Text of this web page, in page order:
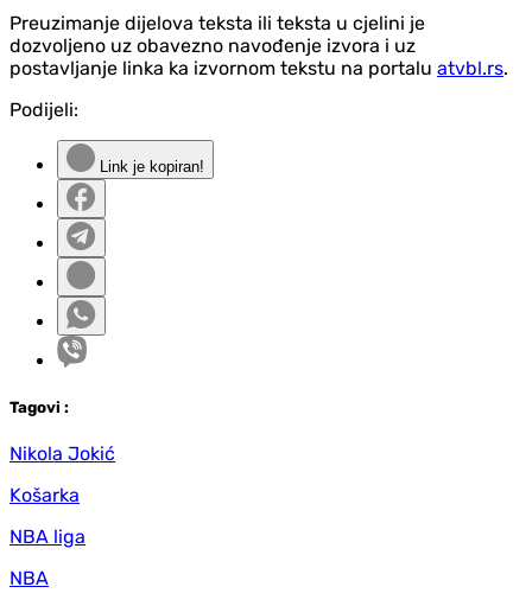
Preuzimanje dijelova teksta ili teksta u cjelini je
dozvoljeno uz obavezno navođenje izvora i uz
postavljanje linka ka izvornom tekstu na portalu atvbl.rs.
Podijeli:
Link je kopiran!
Tagovi :
Nikola Jokić
Košarka
NBA liga
NBA